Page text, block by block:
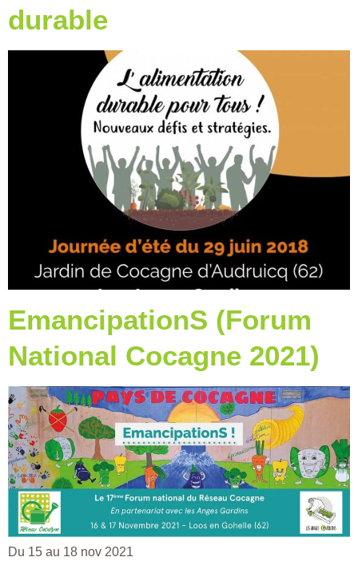
durable
EmancipationS (Forum
National Cocagne 2021)
Du 15 au 18 nov 2021